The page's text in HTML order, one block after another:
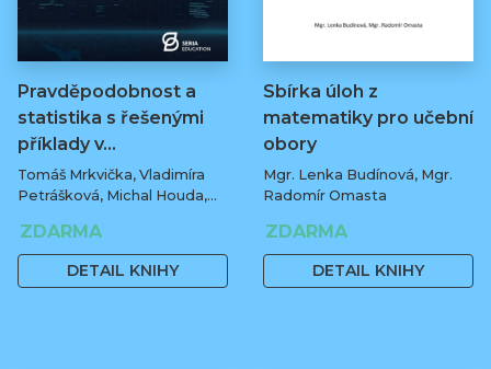
Pravděpodobnost a
statistika s řešenými
příklady v…
Tomáš Mrkvička, Vladimíra
Petrášková, Michal Houda,
ZDARMA
DETAIL KNIHY
Sbírka úloh z
matematiky pro učební
obory
Mgr. Lenka Budínová, Mgr.
Radomír Omasta
ZDARMA
DETAIL KNIHY